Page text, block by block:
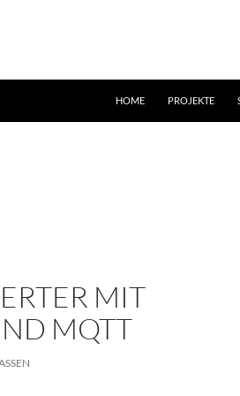
HOME PROJEKTE
MIT
MQTT